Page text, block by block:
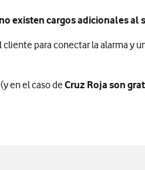
no existen cargos adicionales al
para conectar la alarma y
en el caso de Cruz Roja son